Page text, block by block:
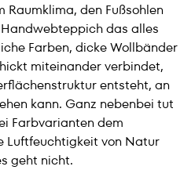
Raumklima, den Fußsohlen
das alles
Farben, dicke Wollbänder
miteinander verbindet,
entsteht, an
kann. Ganz nebenbei tut
Farbvarianten dem
Luftfeuchtigkeit von Natur
geht nicht.